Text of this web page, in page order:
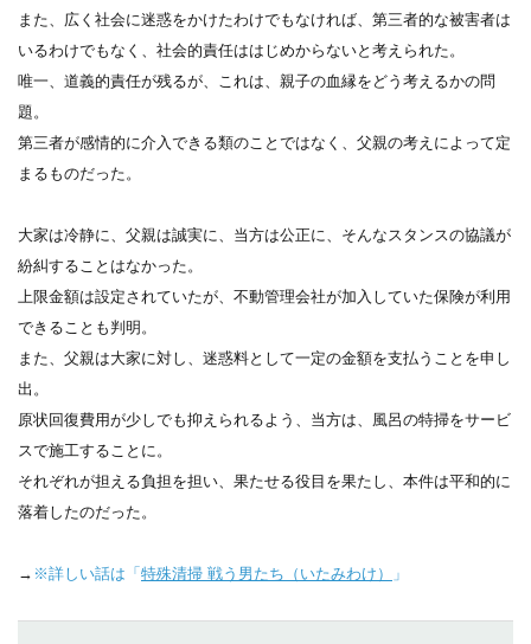
また、広く社会に迷惑をかけたわけでもなければ、第三者的な被害者は
いるわけでもなく、社会的責任ははじめからないと考えられた。
唯一、道義的責任が残るが、これは、親子の血縁をどう考えるかの問
題。
第三者が感情的に介入できる類のことではなく、父親の考えによって定
まるものだった。
大家は冷静に、父親は誠実に、当方は公正に、そんなスタンスの協議が
紛糾することはなかった。
上限金額は設定されていたが、不動管理会社が加入していた保険が利用
できることも判明。
また、父親は大家に対し、迷惑料として一定の金額を支払うことを申し
出。
原状回復費用が少しでも抑えられるよう、当方は、風呂の特掃をサービ
スで施工することに。
それぞれが担える負担を担い、果たせる役目を果たし、本件は平和的に
落着したのだった。
→ ※詳しい話は「 特殊清掃 戦う男たち（いたみわけ） 」